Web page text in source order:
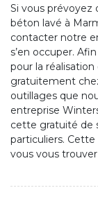
Si vous prévoyez
béton lavé à
contacter notre
s’en occuper.
pour la
gratuitement
outillages que
entreprise
cette gratuité de
particuliers.
vous vous